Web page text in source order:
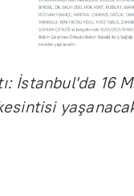
İstanbul'da 16